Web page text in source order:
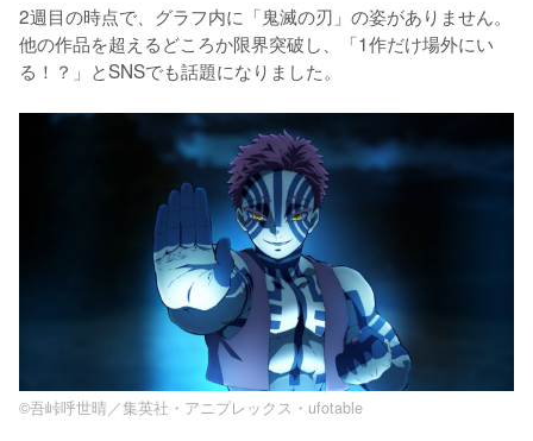
2週目の時点で、グラフ内に「鬼滅の刃」の姿がありません。
他の作品を超えるどころか限界突破し、「1作だけ場外にい
る！？」とSNSでも話題になりました。
©吾峠呼世晴／集英社・アニプレックス・ufotable